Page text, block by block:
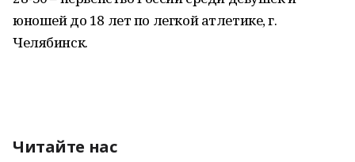
юношей до 18 лет по легкой атлетике, г.
Челябинск.
Читайте нас